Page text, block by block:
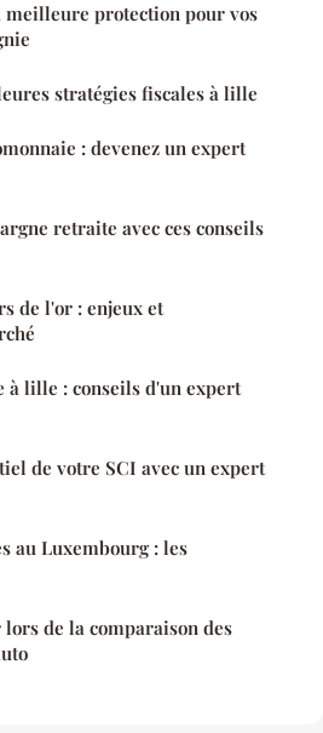
protection pour vos
stratégies fiscales à lille
: devenez un expert
retraite avec ces conseils
de l'or : enjeux et
à lille : conseils d'un expert
de votre SCI avec un expert
au Luxembourg : les
de la comparaison des